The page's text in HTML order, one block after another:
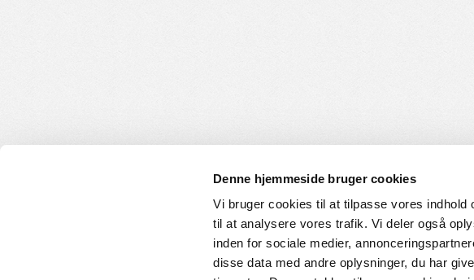
Denne hjemmeside bruger cookies
Vi bruger cookies til at tilpasse vores
til at analysere vores trafik. Vi deler også
inden for sociale medier,
disse data med andre oplysninger, du har
KUNDESERVICE
Handelsbetingelser